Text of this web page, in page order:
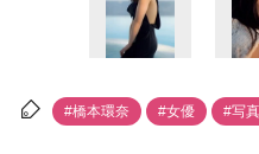
#橋本環奈 #女優 #写